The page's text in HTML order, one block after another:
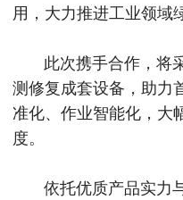
用，大力推进工业领域
此次携手合作，将采
测修复成套设备，助力
准化、作业智能化，大
度。
依托优质产品实力与